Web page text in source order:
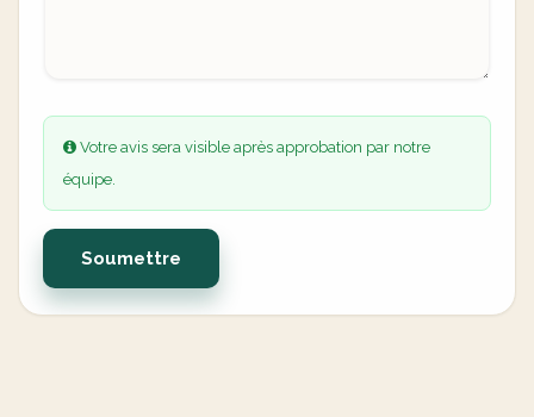
Votre avis sera visible après approbation par notre
équipe.
Soumettre